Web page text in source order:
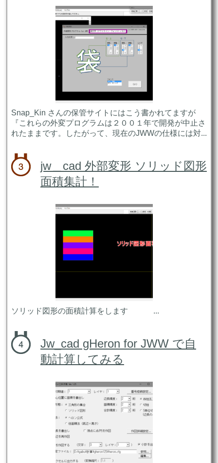
Snap_Kin さんの保管サイトにはこう書かれてますが
『これらの外変プログラムは２００１年で開発が中止さ
れたままです。したがって、現在のJWWの仕様には対...
jw＿cad 外部変形 ソリッド図形
面積集計！
ソリッド図形の面積計算をします ...
Jw_cad gHeron for JWW で自
動計算してみる